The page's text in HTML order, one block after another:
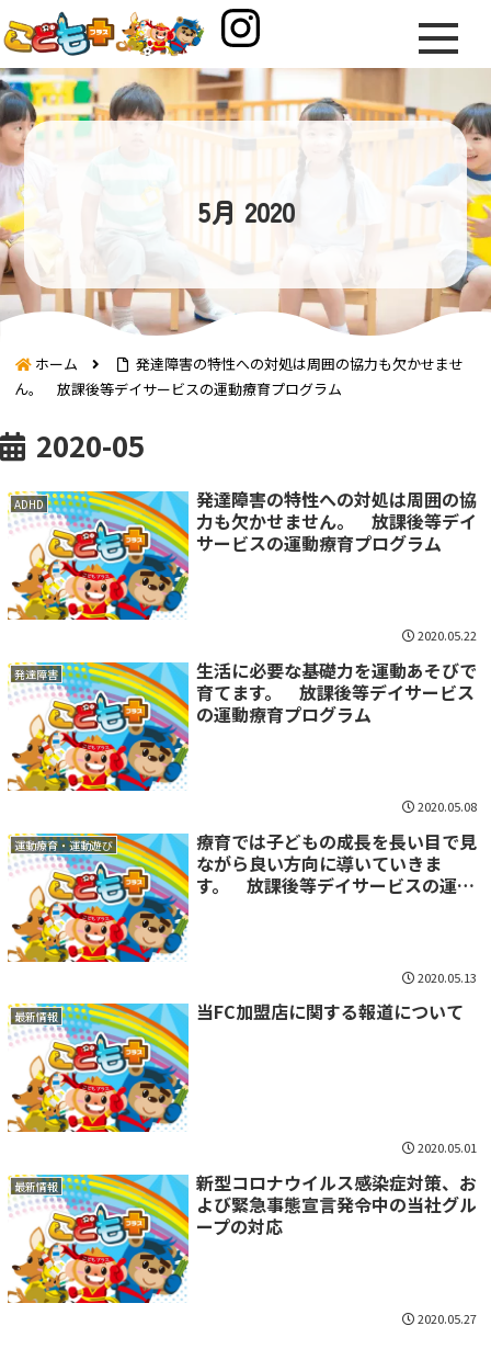
5月 2020
ホーム
発達障害の特性への対処は周囲の協力も欠かせませ
ん。 放課後等デイサービスの運動療育プログラム
2020-05
ADHD
発達障害の特性への対処は周囲の協
力も欠かせません。 放課後等デイ
サービスの運動療育プログラム
2020.05.22
発達障害
生活に必要な基礎力を運動あそびで
育てます。 放課後等デイサービス
の運動療育プログラム
2020.05.08
運動療育・運動遊び
療育では子どもの成長を長い目で見
ながら良い方向に導いていきま
す。 放課後等デイサービスの運動
2020.05.13
最新情報 当FC加盟店に関する報道について
2020.05.01
最新情報
新型コロナウイルス感染症対策、お
よび緊急事態宣言発令中の当社グル
ープの対応
2020.05.27